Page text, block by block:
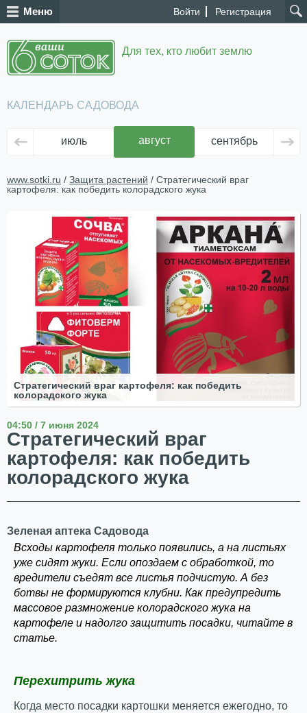
Войти Регистрация
Меню
Для тех, кто любит землю
КАЛЕНДАРЬ САДОВОДА
июль август сентябрь
www.sotki.ru / Защита растений / Стратегический враг
картофеля: как победить колорадского жука
Стратегический враг картофеля: как победить
колорадского жука
04:50 / 7 июня 2024
Стратегический враг
картофеля: как победить
колорадского жука
Зеленая аптека Садовода
Всходы картофеля только появились, а на листьях
уже сидят жуки. Если опоздаем с обработкой, то
вредители съедят все листья подчистую. А без
ботвы не формируются клубни. Как предупредить
массовое размножение колорадского жука на
картофеле и надолго защитить посадки, читайте в
статье.
Перехитрить жука
Когда место посадки картошки меняется ежегодно, то